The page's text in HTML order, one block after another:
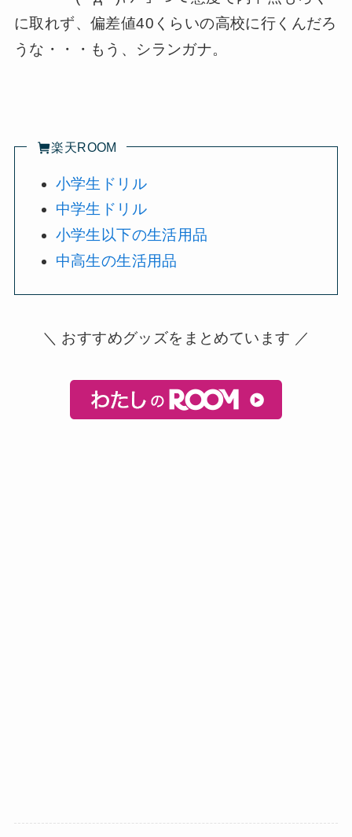
に取れず、偏差値40くらいの高校に行くんだろ
うな・・・もう、シランガナ。
楽天ROOM
小学生ドリル
中学生ドリル
小学生以下の生活用品
中高生の生活用品
＼ おすすめグッズをまとめています ／